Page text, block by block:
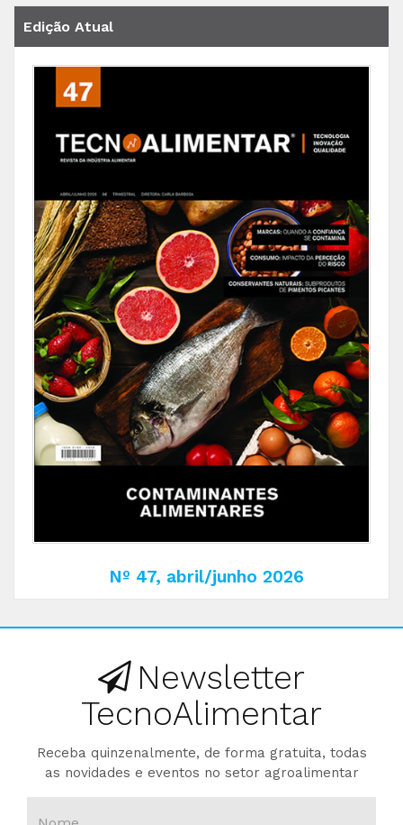
Edição Atual
Nº 47, abril/junho 2026
Newsletter
TecnoAlimentar
Receba quinzenalmente, de forma gratuita, todas
as novidades e eventos no setor agroalimentar